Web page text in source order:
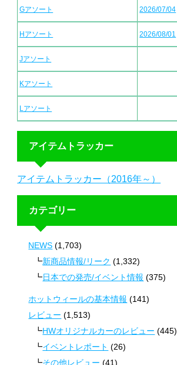
Gアソート 2026/07/04
Hアソート 2026/08/01
Jアソート
Kアソート
Lアソート
アイテムトラッカー
アイテムトラッカー（2016年～）
カテゴリー
NEWS (1,703)
新商品情報/リーク (1,332)
日本での発売/イベント情報 (375)
ホットウィールの基本情報 (141)
レビュー (1,513)
HWオリジナルカーのレビュー (445)
イベントレポート (26)
その他レビュー (41)